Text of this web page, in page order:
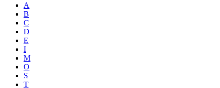
A
B
C
D
E
I
M
O
S
T